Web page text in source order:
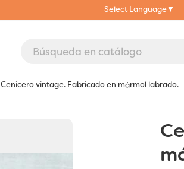
Select Language▼
Cenicero vintage. Fabricado en mármol labrado.